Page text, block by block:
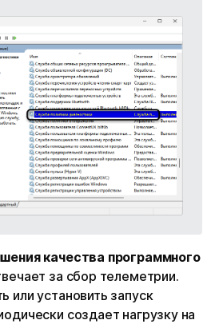
качества программного
за сбор телеметрии.
или установить запуск
создает нагрузку на